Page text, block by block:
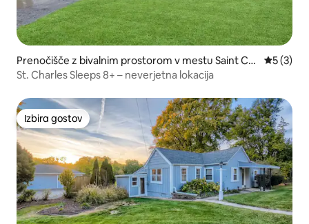
Prenočišče z bivalnim prostorom v mestu Saint Ch
arles
5 (3)
St. Charles Sleeps 8+ – neverjetna lokacija
Izbira gostov
Izbira gostov